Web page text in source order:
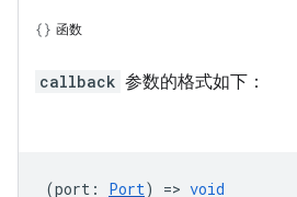
函数
callback 参数的格式如下：
(port : Port) => void